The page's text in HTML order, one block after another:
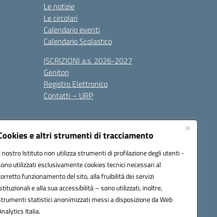
e altri strumenti di tracciamento
nostro Istituto non utilizza strumenti di profilazione degli utenti -
utilizzati esclusivamente cookies tecnici necessari al
funzionamento del sito, alla fruibilità dei servizi
e alla sua accessibilità – sono utilizzati, inoltre,
statistici anonimizzati messi a disposizione da Web
Italia.
Le notizie
Le circolari
Calendario eventi
Calendario Scolastico
ISCRIZIONI a.s. 2026-2027
Genitori
Registro Elettronico
Contatti – URP